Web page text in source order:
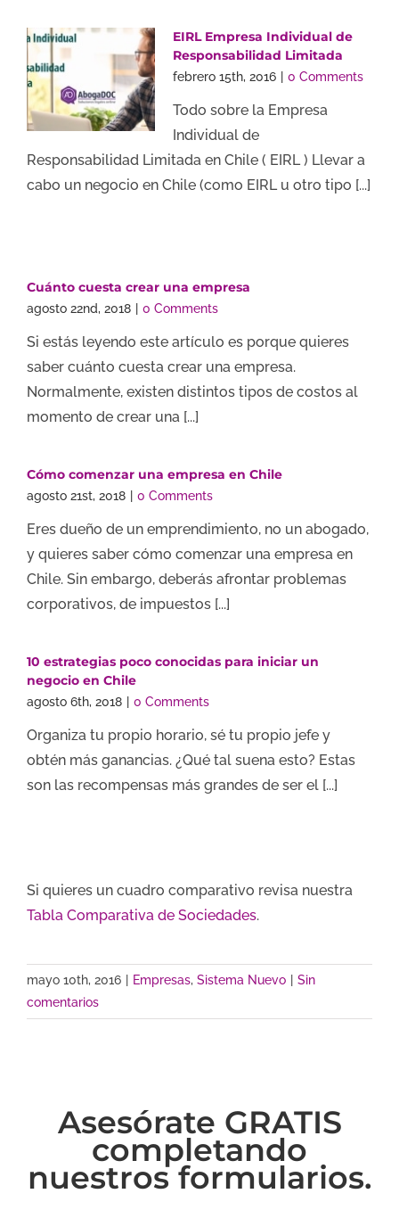
EIRL Empresa Individual de
Responsabilidad Limitada
febrero 15th, 2016 0 Comments
Todo sobre la Empresa
Individual de
Responsabilidad Limitada en Chile ( EIRL ) Llevar a
cabo un negocio en Chile (como EIRL u otro tipo [...]
Cuánto cuesta crear una empresa
agosto 22nd, 2018 0 Comments
Si estás leyendo este artículo es porque quieres
saber cuánto cuesta crear una empresa.
Normalmente, existen distintos tipos de costos al
momento de crear una [...]
Cómo comenzar una empresa en Chile
agosto 21st, 2018 0 Comments
Eres dueño de un emprendimiento, no un abogado,
y quieres saber cómo comenzar una empresa en
Chile. Sin embargo, deberás afrontar problemas
corporativos, de impuestos [...]
10 estrategias poco conocidas para iniciar un
negocio en Chile
agosto 6th, 2018 0 Comments
Organiza tu propio horario, sé tu propio jefe y
obtén más ganancias. ¿Qué tal suena esto? Estas
son las recompensas más grandes de ser el [...]
Si quieres un cuadro comparativo revisa nuestra
Tabla Comparativa de Sociedades.
mayo 10th, 2016 Empresas, Sistema Nuevo
Sin
comentarios
Asesórate GRATIS
completando
nuestros formularios.